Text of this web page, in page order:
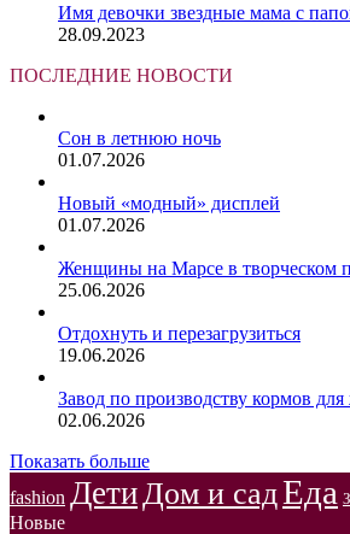
Имя девочки звездные мама с
28.09.2023
ПОСЛЕДНИЕ НОВОСТИ
Сон в летнюю ночь
01.07.2026
Новый «модный» дисплей
01.07.2026
Женщины на Марсе в творческом
25.06.2026
Отдохнуть и перезагрузиться
19.06.2026
Завод по производству кормов
02.06.2026
Показать больше
fashion ДетиДом и садЕда
Новые